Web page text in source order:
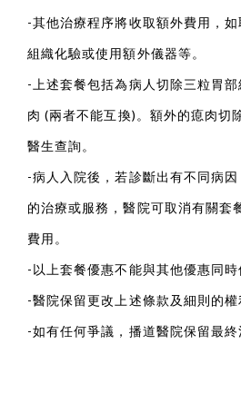
-其他治療程序將收取額外費用，如
組織化驗或使用額外儀器等。
-上述套餐包括為病人切除三粒胃
肉 (兩者不能互換)。額外的瘜肉切
醫生查詢。
-病人入院後，若診斷出有不同病
的治療或服務，醫院可取消有關套
費用。
-以上套餐優惠不能與其他優惠同時
-醫院保留更改上述條款及細則的權
-如有任何爭議，播道醫院保留最終